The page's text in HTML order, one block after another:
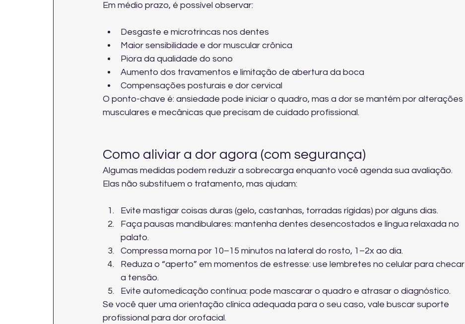
Em médio prazo, é possível observar:
Desgaste e microtrincas nos dentes
Maior sensibilidade e dor muscular crônica
Piora da qualidade do sono
Aumento dos travamentos e limitação de abertura da boca
Compensações posturais e dor cervical
O ponto-chave é: ansiedade pode iniciar o quadro, mas a dor se mantém por alterações
musculares e mecânicas que precisam de cuidado profissional.
Como aliviar a dor agora (com segurança)
Algumas medidas podem reduzir a sobrecarga enquanto você agenda sua avaliação.
Elas não substituem o tratamento, mas ajudam:
Evite mastigar coisas duras (gelo, castanhas, torradas rígidas) por alguns dias.
Faça pausas mandibulares: mantenha dentes desencostados e língua relaxada no
palato.
Compressa morna por 10–15 minutos na lateral do rosto, 1–2x ao dia.
Reduza o “aperto” em momentos de estresse: use lembretes no celular para checar
a tensão.
Evite automedicação contínua: pode mascarar o quadro e atrasar o diagnóstico.
Se você quer uma orientação clínica adequada para o seu caso, vale buscar suporte
profissional para dor orofacial.